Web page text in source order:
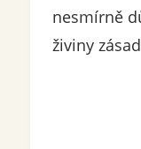
nesmírně
živiny